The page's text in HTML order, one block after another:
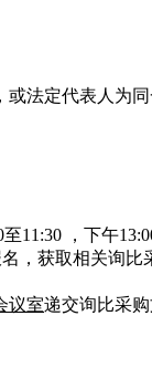
法定代表人为
至11:30 ，下午
，获取相关询比
议室递交询比采